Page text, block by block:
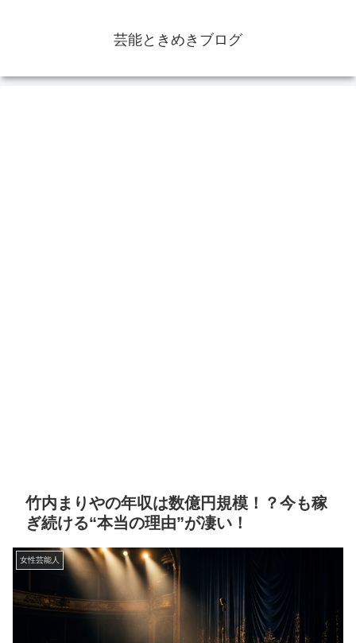
芸能ときめきブログ
竹内まりやの年収は数億円規模！？今も稼
ぎ続ける“本当の理由”が凄い！
女性芸能人